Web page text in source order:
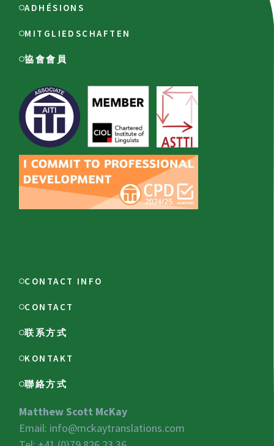
ADHÉSIONS
MITGLIEDSCHAFTEN
協會會員
CONTACT INFO
CONTACT
联系方式
KONTAKT
聯絡方式
Matthew Scott McKay
Email: info@mckaytranslations.com